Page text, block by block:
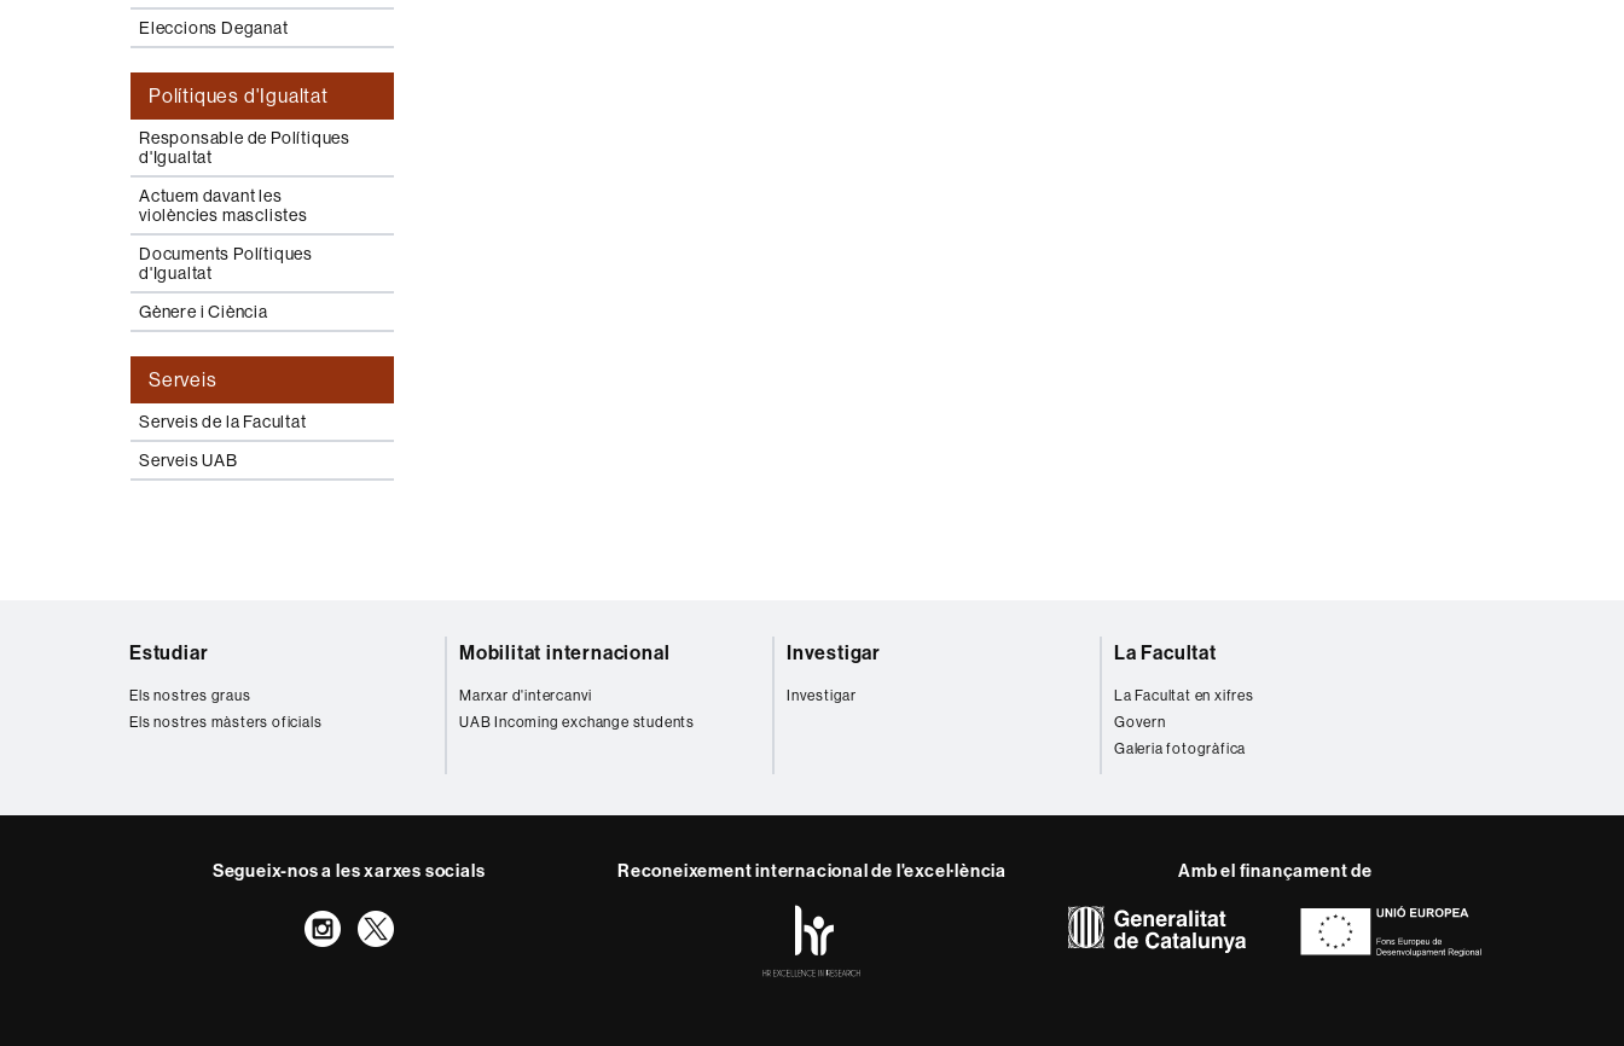
Eleccions Deganat
Polítiques d'Igualtat
Responsable de Polítiques
d'Igualtat
Actuem davant les
violències masclistes
Documents Polítiques
d'Igualtat
Gènere i Ciència
Serveis
Serveis de la Facultat
Serveis UAB
Estudiar
Els nostres graus
Els nostres màsters oficials
Mobilitat internacional
Marxar d'intercanvi
UAB Incoming exchange students
Investigar
Investigar
La Facultat
La Facultat en xifres
Govern
Galeria fotogràfica
Segueix-nos a les xarxes socials
Instagram
Twitter
Reconeixement internacional de l'excel·lència Amb el finançament de